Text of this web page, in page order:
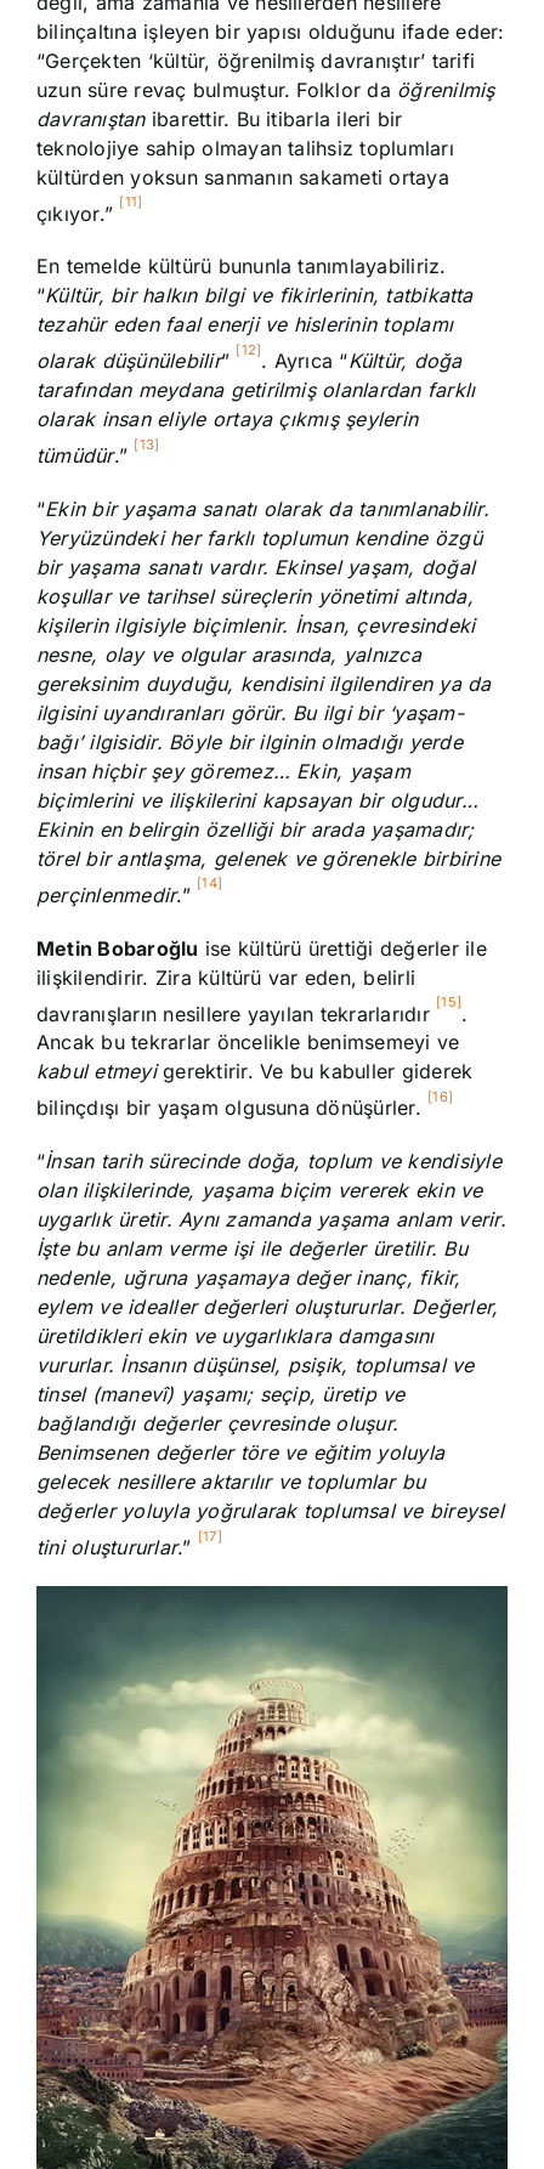
bilinçaltına işleyen bir yapısı olduğunu ifade eder:
“Gerçekten ‘kültür, öğrenilmiş davranıştır’ tarifi
uzun süre revaç bulmuştur. Folklor da öğrenilmiş
davranıştanibarettir. Bu itibarla ileri bir
teknolojiye sahip olmayan talihsiz toplumları
kültürden yoksun sanmanın sakameti ortaya
çıkıyor.” [11]
En temelde kültürü bununla tanımlayabiliriz.
“Kültür, bir halkın bilgi ve fikirlerinin, tatbikatta
tezahür eden faal enerji ve hislerinin toplamı
olarak düşünülebilir” [12]. Ayrıca “Kültür, doğa
tarafından meydana getirilmiş olanlardan farklı
olarak insan eliyle ortaya çıkmış şeylerin
tümüdür.” [13]
“Ekin bir yaşama sanatı olarak da tanımlanabilir.
Yeryüzündeki her farklı toplumun kendine özgü
bir yaşama sanatı vardır. Ekinsel yaşam, doğal
koşullar ve tarihsel süreçlerin yönetimi altında,
kişilerin ilgisiyle biçimlenir. İnsan, çevresindeki
nesne, olay ve olgular arasında, yalnızca
gereksinim duyduğu, kendisini ilgilendiren ya da
ilgisini uyandıranları görür. Bu ilgi bir ‘yaşam-
bağı’ ilgisidir. Böyle bir ilginin olmadığı yerde
insan hiçbir şey göremez… Ekin, yaşam
biçimlerini ve ilişkilerini kapsayan bir olgudur…
Ekinin en belirgin özelliği bir arada yaşamadır;
törel bir antlaşma, gelenek ve görenekle birbirine
perçinlenmedir.” [14]
Metin Bobaroğlu ise kültürü ürettiği değerler ile
ilişkilendirir. Zira kültürü var eden, belirli
davranışların nesillere yayılan tekrarlarıdır [15].
Ancak bu tekrarlar öncelikle benimsemeyi ve
kabul etmeyigerektirir. Ve bu kabuller giderek
bilinçdışı bir yaşam olgusuna dönüşürler. [16]
“İnsan tarih sürecinde doğa, toplum ve kendisiyle
olan ilişkilerinde, yaşama biçim vererek ekin ve
uygarlık üretir. Aynı zamanda yaşama anlam verir.
İşte bu anlam verme işi ile değerler üretilir. Bu
nedenle, uğruna yaşamaya değer inanç, fikir,
eylem ve idealler değerleri oluştururlar. Değerler,
üretildikleri ekin ve uygarlıklara damgasını
vururlar. İnsanın düşünsel, psişik, toplumsal ve
tinsel (manevî) yaşamı; seçip, üretip ve
bağlandığı değerler çevresinde oluşur.
Benimsenen değerler töre ve eğitim yoluyla
gelecek nesillere aktarılır ve toplumlar bu
değerler yoluyla yoğrularak toplumsal ve bireysel
tini oluştururlar.” [17]